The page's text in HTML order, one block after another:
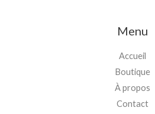
Menu
Accueil
Boutique
À propos
Contact